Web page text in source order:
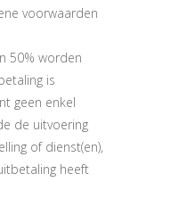
voorwaarden
50% worden
is
geen enkel
de uitvoering
of dienst(en),
heeft